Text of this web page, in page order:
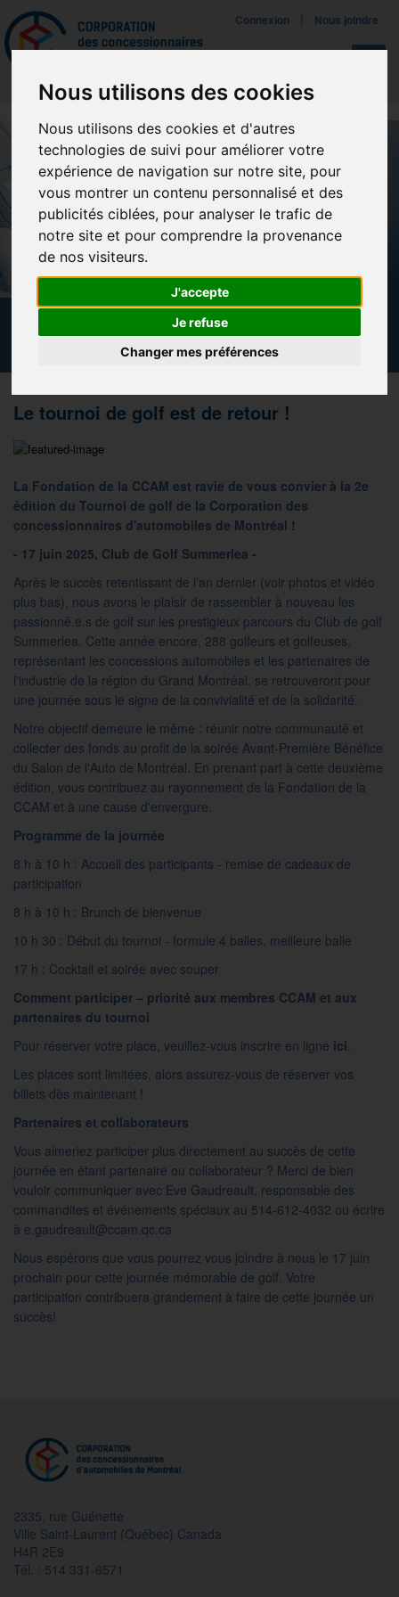
Nous utilisons des cookies
Nous utilisons des cookies et d'autres
technologies de suivi pour améliorer votre
expérience de navigation sur notre site, pour
vous montrer un contenu personnalisé et des
publicités ciblées, pour analyser le trafic de
notre site et pour comprendre la provenance
de nos visiteurs.
J'accepte
Je refuse
Changer mes préférences
Mettreà jour vos préférences de témoins
Connexion Nous joindre
NOUVELLES
Le tournoi de golf est de retour !
La Fondation de la CCAM est ravie de vous convier à la 2e
édition du Tournoi de golf de la Corporation des
concessionnaires d'automobiles de Montréal !
- 17 juin 2025, Club de Golf Summerlea -
Après le succès retentissant de l’an dernier (voir photos et vidéo
plus bas), nous avons le plaisir de rassembler à nouveau les
passionné.e.s de golf sur les prestigieux parcours du Club de golf
Summerlea. Cette année encore, 288 golfeurs et golfeuses,
représentant les concessions automobiles et les partenaires de
l'industrie de la région du Grand Montréal, se retrouveront pour
une journée sous le signe de la convivialité et de la solidarité.
Notre objectif demeure le même : réunir notre communauté et
collecter des fonds au profit de la soirée Avant-Première Bénéfice
du Salon de l'Auto de Montréal. En prenant part à cette deuxième
édition, vous contribuez au rayonnement de la Fondation de la
CCAM et à une cause d'envergure.
Programme de la journée
8 h à 10 h : Accueil des participants - remise de cadeaux de
participation
8 h à 10 h : Brunch de bienvenue
10 h 30 : Début du tournoi - formule 4 balles, meilleure balle
17 h : Cocktail et soirée avec souper
Comment participer – priorité aux membres CCAM et aux
partenaires du tournoi
Pour réserver votre place, veuillez-vous inscrire en ligne ici.
Les places sont limitées, alors assurez-vous de réserver vos
billets dès maintenant !
Partenaires et collaborateurs
Vous aimeriez participer plus directement au succès de cette
journée en étant partenaire ou collaborateur ? Merci de bien
vouloir communiquer avec Eve Gaudreault, responsable des
commandites et événements spéciaux au 514-612-4032 ou écrire
à e.gaudreault@ccam.qc.ca
Nous espérons que vous pourrez vous joindre à nous le 17 juin
prochain pour cette journée mémorable de golf. Votre
participation contribuera grandement à faire de cette journée un
succès!
2335, rue Guénette
Ville Saint-Laurent (Québec) Canada
H4R 2E9
Tél. : 514 331-6571